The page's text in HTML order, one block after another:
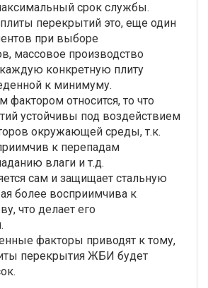
срок службы.
перекрытий это, еще один
при выборе
массовое производство
конкретную плиту
к минимуму.
относится, то что
устойчивы под воздействием
окружающей среды, т.к.
к перепадам
влаги и т.д.
сам и защищает стальную
более восприимчива к
что делает его
факторы приводят к тому,
перекрытия ЖБИ будет